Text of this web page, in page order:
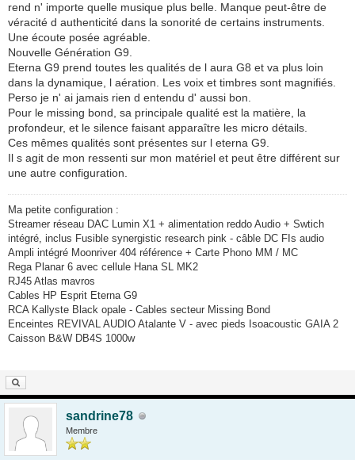
rend n' importe quelle musique plus belle. Manque peut-être de
véracité d authenticité dans la sonorité de certains instruments.
Une écoute posée agréable.
Nouvelle Génération G9.
Eterna G9 prend toutes les qualités de l aura G8 et va plus loin
dans la dynamique, l aération. Les voix et timbres sont magnifiés.
Perso je n' ai jamais rien d entendu d' aussi bon.
Pour le missing bond, sa principale qualité est la matière, la
profondeur, et le silence faisant apparaître les micro détails.
Ces mêmes qualités sont présentes sur l eterna G9.
Il s agit de mon ressenti sur mon matériel et peut être différent sur
une autre configuration.
Ma petite configuration :
Streamer réseau DAC Lumin X1 + alimentation reddo Audio + Swtich
intégré, inclus Fusible synergistic research pink - câble DC FIs audio
Ampli intégré Moonriver 404 référence + Carte Phono MM / MC
Rega Planar 6 avec cellule Hana SL MK2
RJ45 Atlas mavros
Cables HP Esprit Eterna G9
RCA Kallyste Black opale - Cables secteur Missing Bond
Enceintes REVIVAL AUDIO Atalante V - avec pieds Isoacoustic GAIA 2
Caisson B&W DB4S 1000w
sandrine78
Membre